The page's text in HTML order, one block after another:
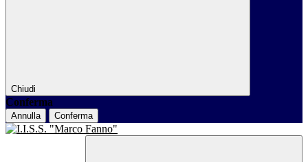
Chiudi
Conferma
Annulla Conferma